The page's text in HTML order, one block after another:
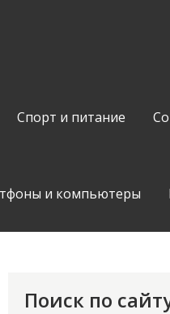
Спорт и питание
и компьютеры
Поиск по